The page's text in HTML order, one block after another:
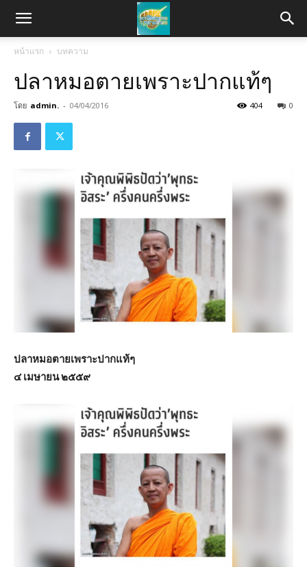
หน้าแรก บทความ
ปลาหมอตายเพราะปากแท้ๆ
โดย admin. - 04/04/2016 0
404
ปลาหมอตายเพราะปากแท้ๆ
๔ เมษายน ๒๕๕๙